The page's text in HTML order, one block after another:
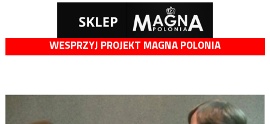
WESPRZYJ PROJEKT MAGNA POLONIA